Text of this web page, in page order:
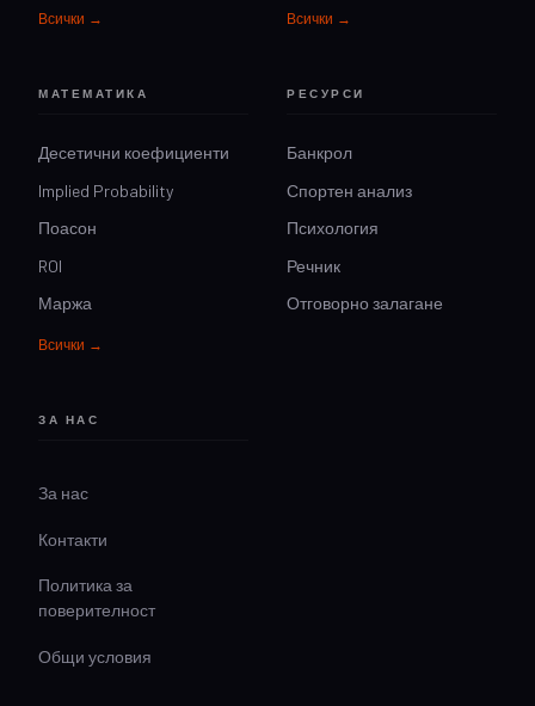
Всички → Всички →
МАТЕМАТИКА
Десетични коефициенти
Implied Probability
Поасон
ROI
Маржа
Всички →
РЕСУРСИ
Банкрол
Спортен анализ
Психология
Речник
Отговорно залагане
ЗА НАС
За нас
Контакти
Политика за
поверителност
Общи условия